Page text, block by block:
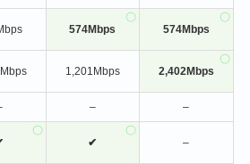
574Mbps 574Mbps
1,201Mbps 2,402Mbps
– –
✔ –